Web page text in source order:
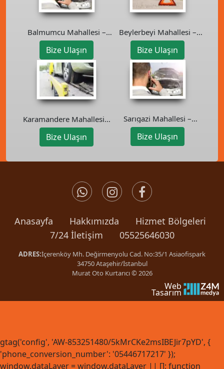
Balmumcu Mahallesi –
Beşiktaş Oto Kurtarıcı
Bize Ulaşın
Beylerbeyi Mahallesi –
Üsküdar Oto Kurtarıcı
Bize Ulaşın
Karamandere Mahallesi –
Şile Oto Kurtarıcı
Bize Ulaşın
Sarıgazi Mahallesi –
Sancaktepe Oto Kurtarıcı
Bize Ulaşın
Anasayfa Hakkımızda
Hizmet Bölgeleri
7/24 İletişim
05525646030
ADRES:İçerenköy Mh. Değirmenyolu Cad. No:35/1 Asiaofispark
34750 Ataşehir/İstanbul
Murat Oto Kurtarıcı © 2026
Web
Tasarım
gtag('config', 'AW-853251480/5kMrCKe2msIBEJir7pYD', {
'phone_conversion_number': '05446717217' });
window.dataLayer = window.dataLayer || []; function